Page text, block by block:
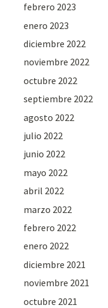
febrero 2023
enero 2023
diciembre 2022
noviembre 2022
octubre 2022
septiembre 2022
agosto 2022
julio 2022
junio 2022
mayo 2022
abril 2022
marzo 2022
febrero 2022
enero 2022
diciembre 2021
noviembre 2021
octubre 2021